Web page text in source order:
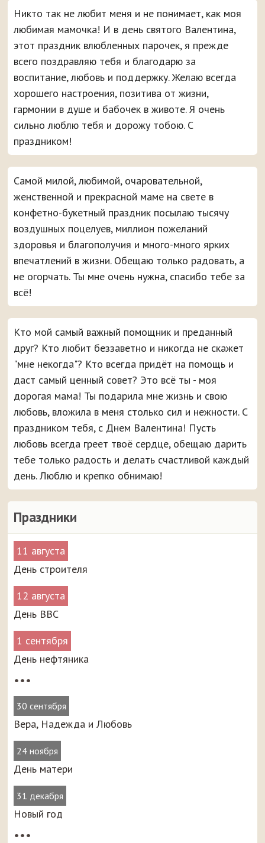
Праздники
11 августа
День строителя
12 августа
День ВВС
1 сентября
День нефтяника
•••
30 сентября
Вера, Надежда и Любовь
24 ноября
День матери
31 декабря
Новый год
•••
Никто так не любит меня и не понимает, как моя
любимая мамочка! И в день святого Валентина,
этот праздник влюбленных парочек, я прежде
всего поздравляю тебя и благодарю за
воспитание, любовь и поддержку. Желаю всегда
хорошего настроения, позитива от жизни,
гармонии в душе и бабочек в животе. Я очень
сильно люблю тебя и дорожу тобою. С
праздником!
Самой милой, любимой, очаровательной,
женственной и прекрасной маме на свете в
конфетно-букетный праздник посылаю тысячу
воздушных поцелуев, миллион пожеланий
здоровья и благополучия и много-много ярких
впечатлений в жизни. Обещаю только радовать, а
не огорчать. Ты мне очень нужна, спасибо тебе за
всё!
Кто мой самый важный помощник и преданный
друг? Кто любит беззаветно и никогда не скажет
"мне некогда"? Кто всегда придёт на помощь и
даст самый ценный совет? Это всё ты - моя
дорогая мама! Ты подарила мне жизнь и свою
любовь, вложила в меня столько сил и нежности. С
праздником тебя, с Днем Валентина! Пусть
любовь всегда греет твоё сердце, обещаю дарить
тебе только радость и делать счастливой каждый
день. Люблю и крепко обнимаю!